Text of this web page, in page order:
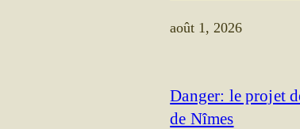
août 1, 2026
Danger: le projet
de Nîmes